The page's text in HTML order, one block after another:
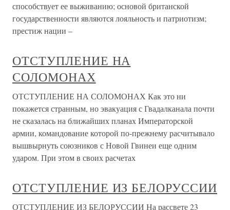
способствует ее выживанию; основой британской
государственности являются лояльность и патриотизм;
престиж нации –
ОТСТУПЛЕНИЕ НА
СОЛОМОНАХ
ОТСТУПЛЕНИЕ НА СОЛОМОНАХ Как это ни
покажется странным, но эвакуация с Гвадалканала почти
не сказалась на ближайших планах Императорской
армии, командование которой по-прежнему расчитывало
вышвырнуть союзников с Новой Гвинеи еще одним
ударом. При этом в своих расчетах
ОТСТУПЛЕНИЕ ИЗ БЕЛОРУССИИ
ОТСТУПЛЕНИЕ ИЗ БЕЛОРУССИИ На рассвете 23